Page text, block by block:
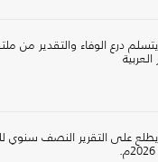
يتسلم درع الوفاء والتقدير
يطلع على التقرير النصف سنوي